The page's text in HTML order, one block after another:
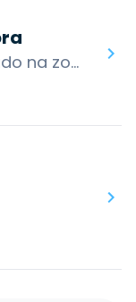
Auxiliadora é um bairro localizado na zona norte de Porto Alegre, está inserido em uma região nobre que reúne um grupo de dezenove bairros com afinidades entre si. A área em que está compreendida é uma das partes mais antigas da cidade, que se desenvolveu ao redor do Centro Histórico.Possui ruas planejadas, um misto de casas antigas e edifícios mais modernos e oferece um comércio variado com bares, casas noturnas e restaurantes.O bairro também possui acesso por algumas das principais vias da cidade: Av. Plínio Brasil Milano, R. 24 de Outubro, Av. Carlos Gomes, Marquês do Pombal, R. Marcelo GamaOs bairros nos arredores são: Mont'Serrat, Boa Vista, Higienópolis, Moinhos de Vento, Rio Branco, Bela Vista, Protásio AlvesVocê encontra no bairro Auxiliadora: Colégio Estadual Piratini, Hospital Militar de Área de Porto Alegre, La Mafia Barbearia Social Club, Zaffari Bordini